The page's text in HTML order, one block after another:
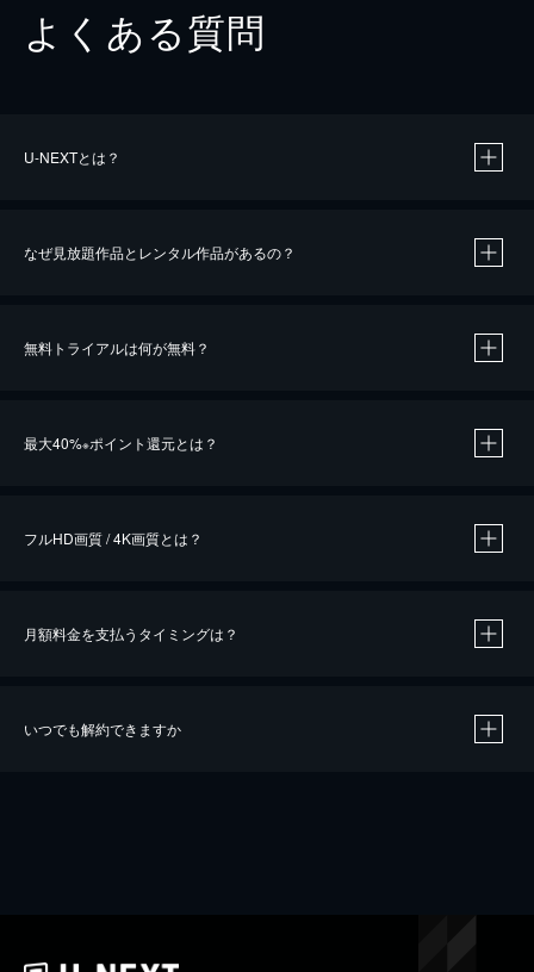
よくある質問
U-NEXTとは？
なぜ見放題作品とレンタル作品があるの？
無料トライアルは何が無料？
最大40%※ポイント還元とは？
※40％ポイント還元の対象は、クレジットカード決済による作品の購入 / レンタルです。
iOSアプリのUコイン決済による作品の購入 / レンタルは、20％のポイント還元です。
フルHD画質 / 4K画質とは？
月額料金を支払うタイミングは？
いつでも解約できますか